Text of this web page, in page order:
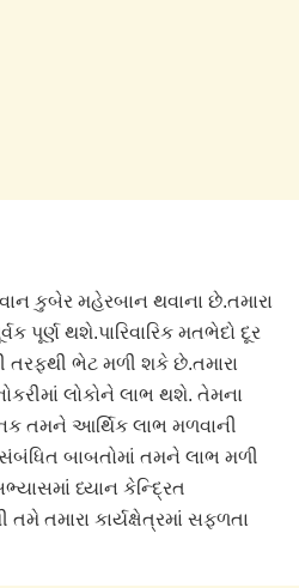
કુબેર મહેરબાન થવાના છે.તમારા
પૂર્ણ થશે.પારિવારિક મતભેદો દૂર
તરફથી ભેટ મળી શકે છે.તમારા
લોકોને લાભ થશે. તેમના
તમને આર્થિક લાભ મળવાની
બાબતોમાં તમને લાભ મળી
ધ્યાન કેન્દ્રિત
તમારા કાર્યક્ષેત્રમાં સફળતા